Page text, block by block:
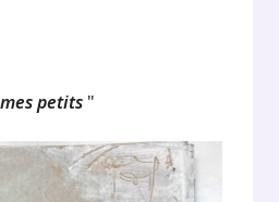
petits "